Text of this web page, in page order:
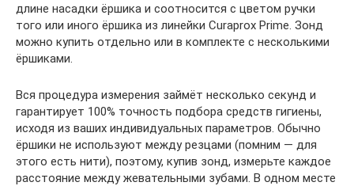
длине насадки ёршика и соотносится с цветом ручки
того или иного ёршика из линейки Curaprox Prime. Зонд
можно купить отдельно или в комплекте с несколькими
ёршиками.
Вся процедура измерения займёт несколько секунд и
гарантирует 100% точность подбора средств гигиены,
исходя из ваших индивидуальных параметров. Обычно
ёршики не используют между резцами (помним — для
этого есть нити), поэтому, купив зонд, измерьте каждое
расстояние между жевательными зубами. В одном месте